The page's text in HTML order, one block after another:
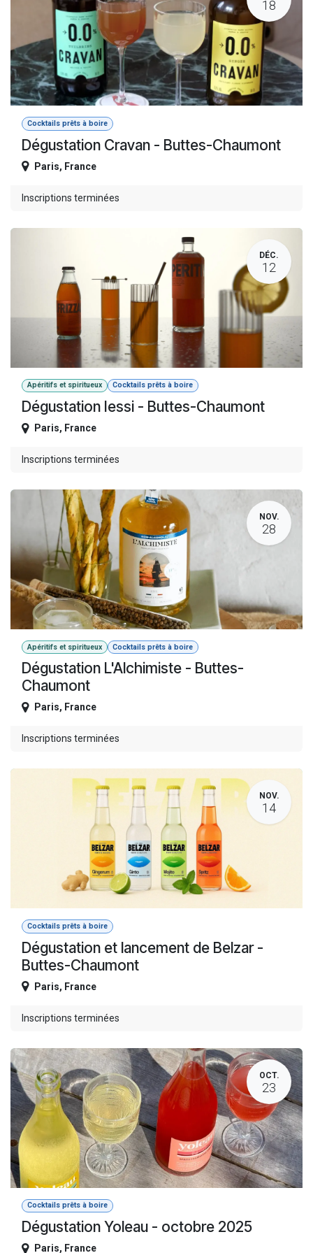
18
Cocktails prêts à boire
Dégustation Cravan - Buttes-Chaumont
Paris, France
Inscriptions terminées
DÉC.
12
Apéritifs et spiritueux Cocktails prêts à boire
Dégustation Iessi - Buttes-Chaumont
Paris, France
Inscriptions terminées
NOV.
28
Apéritifs et spiritueux Cocktails prêts à boire
Dégustation L'Alchimiste - Buttes-
Chaumont
Paris, France
Inscriptions terminées
NOV.
14
Cocktails prêts à boire
Dégustation et lancement de Belzar -
Buttes-Chaumont
Paris, France
Inscriptions terminées
OCT.
23
Cocktails prêts à boire
Dégustation Yoleau - octobre 2025
Paris, France